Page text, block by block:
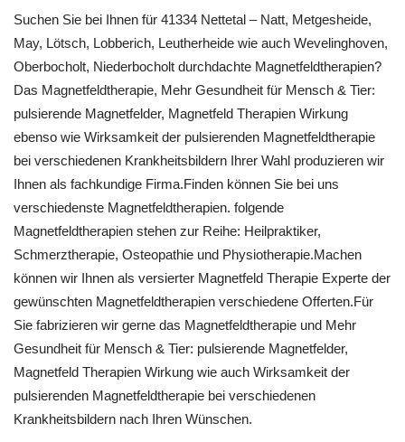
Suchen Sie bei Ihnen für 41334 Nettetal – Natt, Metgesheide,
May, Lötsch, Lobberich, Leutherheide wie auch Wevelinghoven,
Oberbocholt, Niederbocholt durchdachte Magnetfeldtherapien?
Das Magnetfeldtherapie, Mehr Gesundheit für Mensch & Tier:
pulsierende Magnetfelder, Magnetfeld Therapien Wirkung
ebenso wie Wirksamkeit der pulsierenden Magnetfeldtherapie
bei verschiedenen Krankheitsbildern Ihrer Wahl produzieren wir
Ihnen als fachkundige Firma.Finden können Sie bei uns
verschiedenste Magnetfeldtherapien. folgende
Magnetfeldtherapien stehen zur Reihe: Heilpraktiker,
Schmerztherapie, Osteopathie und Physiotherapie.Machen
können wir Ihnen als versierter Magnetfeld Therapie Experte der
gewünschten Magnetfeldtherapien verschiedene Offerten.Für
Sie fabrizieren wir gerne das Magnetfeldtherapie und Mehr
Gesundheit für Mensch & Tier: pulsierende Magnetfelder,
Magnetfeld Therapien Wirkung wie auch Wirksamkeit der
pulsierenden Magnetfeldtherapie bei verschiedenen
Krankheitsbildern nach Ihren Wünschen.